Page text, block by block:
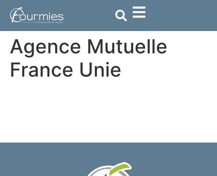
principal
Agence Mutuelle
France Unie